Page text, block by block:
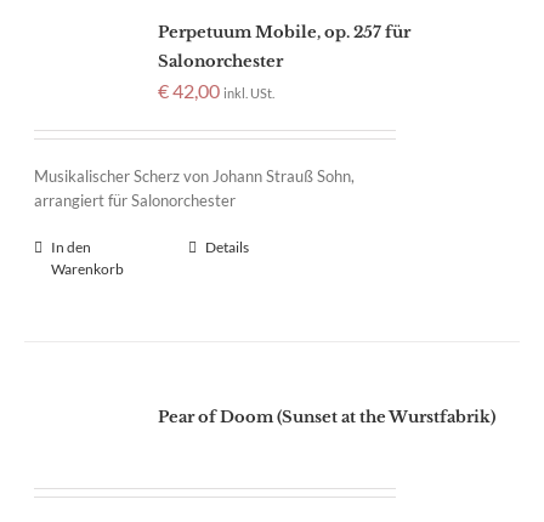
Perpetuum Mobile, op. 257 für
Salonorchester
€42,00 inkl. USt.
Musikalischer Scherz von Johann Strauß Sohn,
arrangiert für Salonorchester
In den
Warenkorb
Details
Pear of Doom (Sunset at the Wurstfabrik)